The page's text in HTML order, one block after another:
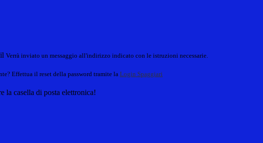
Verrà inviato un messaggio all'indirizzo indicato con le istruzioni necessarie.
Effettua il reset della password tramite la Login Spaggiari
la casella di posta elettronica!